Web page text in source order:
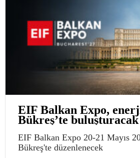
EIF Balkan Expo,
Bükreş’te buluşturacak
EIF Balkan Expo 20-21 Mayıs
Bükreş'te düzenlenecek